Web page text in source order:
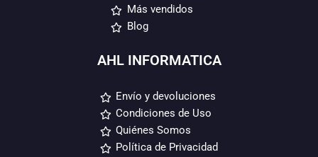
Más vendidos
Blog
AHL INFORMATICA
Envío y devoluciones
Condiciones de Uso
Quiénes Somos
Política de Privacidad